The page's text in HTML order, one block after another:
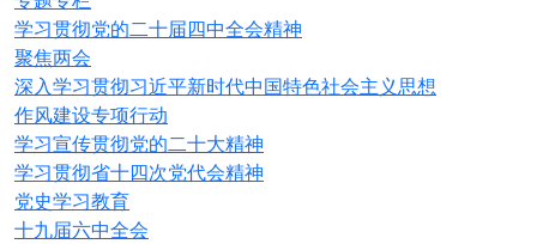
学习贯彻党的二十届四中全会精神
聚焦两会
深入学习贯彻习近平新时代中国特色社会主义思想
作风建设专项行动
学习宣传贯彻党的二十大精神
学习贯彻省十四次党代会精神
党史学习教育
十九届六中全会